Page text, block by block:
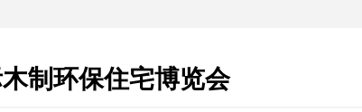
制环保住宅博览会